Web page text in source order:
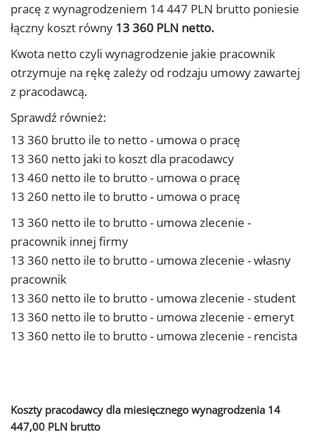
pracę z wynagrodzeniem 14 447 PLN brutto poniesie
łączny koszt równy 13 360 PLN netto.
Kwota netto czyli wynagrodzenie jakie pracownik
otrzymuje na rękę zależy od rodzaju umowy zawartej
z pracodawcą.
Sprawdź również:
13 360 brutto ile to netto - umowa o pracę
13 360 netto jaki to koszt dla pracodawcy
13 460 netto ile to brutto - umowa o pracę
13 260 netto ile to brutto - umowa o pracę
13 360 netto ile to brutto - umowa zlecenie -
pracownik innej firmy
13 360 netto ile to brutto - umowa zlecenie - własny
pracownik
13 360 netto ile to brutto - umowa zlecenie - student
13 360 netto ile to brutto - umowa zlecenie - emeryt
13 360 netto ile to brutto - umowa zlecenie - rencista
Koszty pracodawcy dla miesięcznego wynagrodzenia 14
447,00 PLN brutto